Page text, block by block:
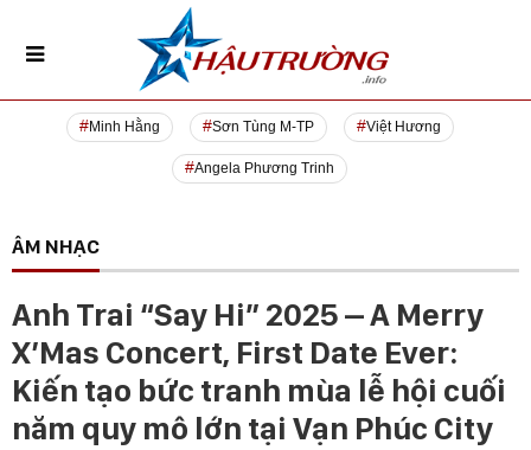
Minh Hằng Sơn Tùng M-TP Việt Hương
Angela Phương Trinh
ÂM NHẠC
Anh Trai “Say Hi” 2025 – A Merry
X’Mas Concert, First Date Ever:
Kiến tạo bức tranh mùa lễ hội cuối
năm quy mô lớn tại Vạn Phúc City